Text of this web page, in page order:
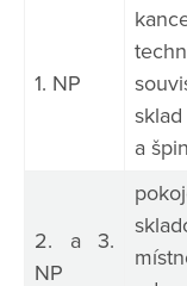
1. NP
a
2. a 3.
NP